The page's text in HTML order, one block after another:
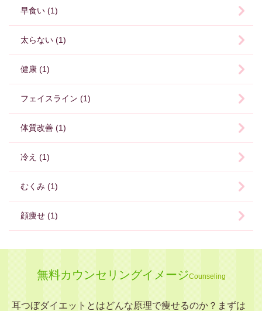
早食い (1)
太らない (1)
健康 (1)
フェイスライン (1)
体質改善 (1)
冷え (1)
むくみ (1)
顔痩せ (1)
無料カウンセリングイメージCounseling
耳つぼダイエットとはどんな原理で痩せるのか？まずは